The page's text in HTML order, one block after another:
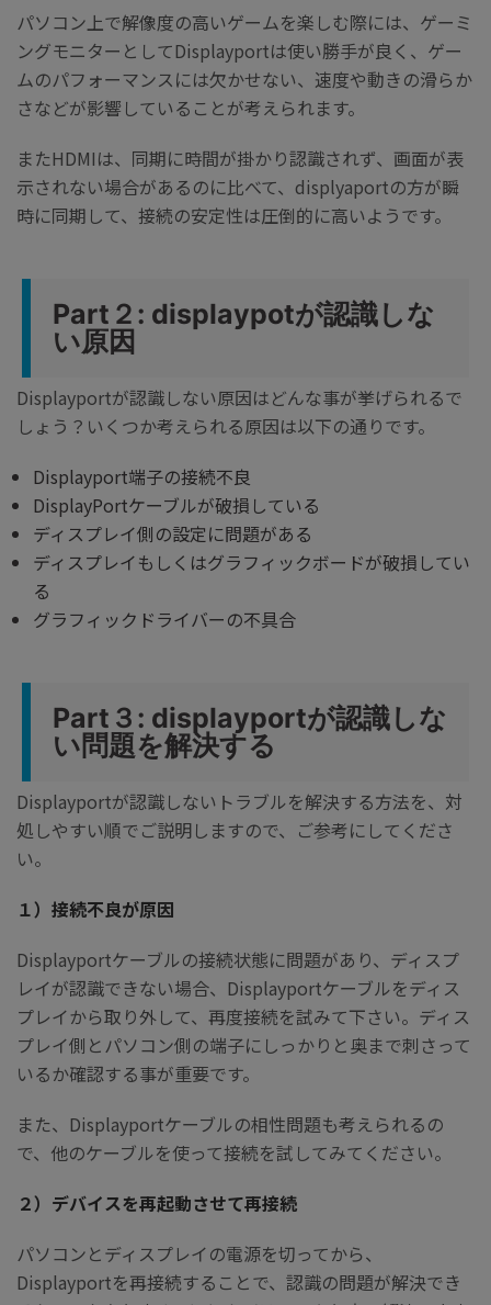
パソコン上で解像度の高いゲームを楽しむ際には、ゲーミ
ングモニターとしてDisplayportは使い勝手が良く、ゲー
ムのパフォーマンスには欠かせない、速度や動きの滑らか
さなどが影響していることが考えられます。
またHDMIは、同期に時間が掛かり認識されず、画面が表
示されない場合があるのに比べて、displyaportの方が瞬
時に同期して、接続の安定性は圧倒的に高いようです。
Part２: displaypotが認識しな
い原因
Displayportが認識しない原因はどんな事が挙げられるで
しょう？いくつか考えられる原因は以下の通りです。
Displayport端子の接続不良
DisplayPortケーブルが破損している
ディスプレイ側の設定に問題がある
ディスプレイもしくはグラフィックボードが破損してい
る
グラフィックドライバーの不具合
Part３: displayportが認識しな
い問題を解決する
Displayportが認識しないトラブルを解決する方法を、対
処しやすい順でご説明しますので、ご参考にしてくださ
い。
１）接続不良が原因
Displayportケーブルの接続状態に問題があり、ディスプ
レイが認識できない場合、Displayportケーブルをディス
プレイから取り外して、再度接続を試みて下さい。ディス
プレイ側とパソコン側の端子にしっかりと奥まで刺さって
いるか確認する事が重要です。
また、Displayportケーブルの相性問題も考えられるの
で、他のケーブルを使って接続を試してみてください。
２）デバイスを再起動させて再接続
パソコンとディスプレイの電源を切ってから、
Displayportを再接続することで、認識の問題が解決でき